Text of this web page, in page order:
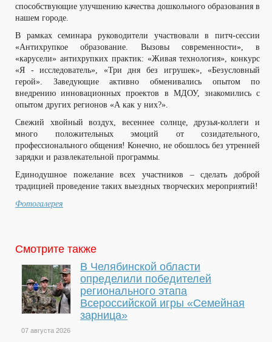
способствующие улучшению качества дошкольного образования в
нашем городе.
В рамках семинара руководители участвовали в питч-сессии
«Антихрупкое образование. Вызовы современности», в
«карусели» антихрупких практик: «Живая технология», конкурс
«Я - исследователь», «Три дня без игрушек», «Безусловный
герой». Заведующие активно обменивались опытом по
внедрению инновационных проектов в МДОУ, знакомились с
опытом других регионов «А как у них?».
Свежий хвойный воздух, весеннее солнце, друзья-коллеги и
много положительных эмоций от созидательного,
профессионального общения! Конечно, не обошлось без утренней
зарядки и развлекательной программы.
Единодушное пожелание всех участников – сделать доброй
традицией проведение таких выездных творческих мероприятий!
Фотогалерея
Смотрите также
В Челябинской области
определили победителей
регионального этапа
Всероссийской игры «Семейная
зарница»
07 августа 2026